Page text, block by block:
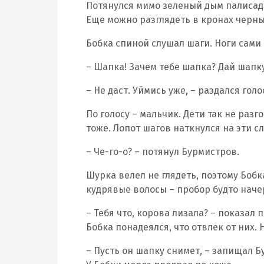
Потянулся мимо зеленый дым
Еще можно разглядеть в кронах
Бобка спиной слушал шаги. Ноги сами
– Шапка! Зачем тебе шапка? Дай
– Не даст. Уймись уже, – раздался
По голосу – мальчик. Дети так не
тоже. Лопот шагов наткнулся на эти
– Че-го-о? – потянул Бурмистров.
Шурка велел не глядеть, поэтому
кудрявые волосы – пробор будто
– Тебя что, корова лизала? –
Бобка понадеялся, что отвлек от них.
– Пусть он шапку снимет, – запищал